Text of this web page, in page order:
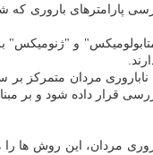
و "ژنومیکس"
مردان متمرکز
قرار داده شود و بر
مردان، این روش ها